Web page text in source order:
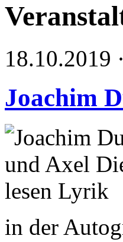
18.10.2019
Joachim
in der